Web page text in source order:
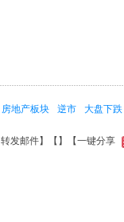
房地产板块 逆市 大盘下跌
转发邮件】【 】 【一键分享